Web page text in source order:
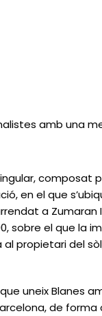
amb una
composat
en el que
a Zumaran
sobre el que la
propietari del
uneix Blanes
de forma